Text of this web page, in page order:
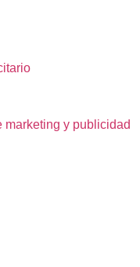
y publicidad